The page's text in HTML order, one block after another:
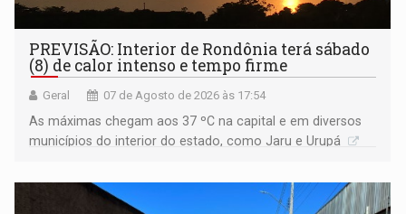
PREVISÃO: Interior de Rondônia terá sábado
(8) de calor intenso e tempo firme
Geral 07 de Agosto de 2026 às 17:54
As máximas chegam aos 37 ºC na capital e em diversos
municípios do interior do estado, como Jaru e Urupá